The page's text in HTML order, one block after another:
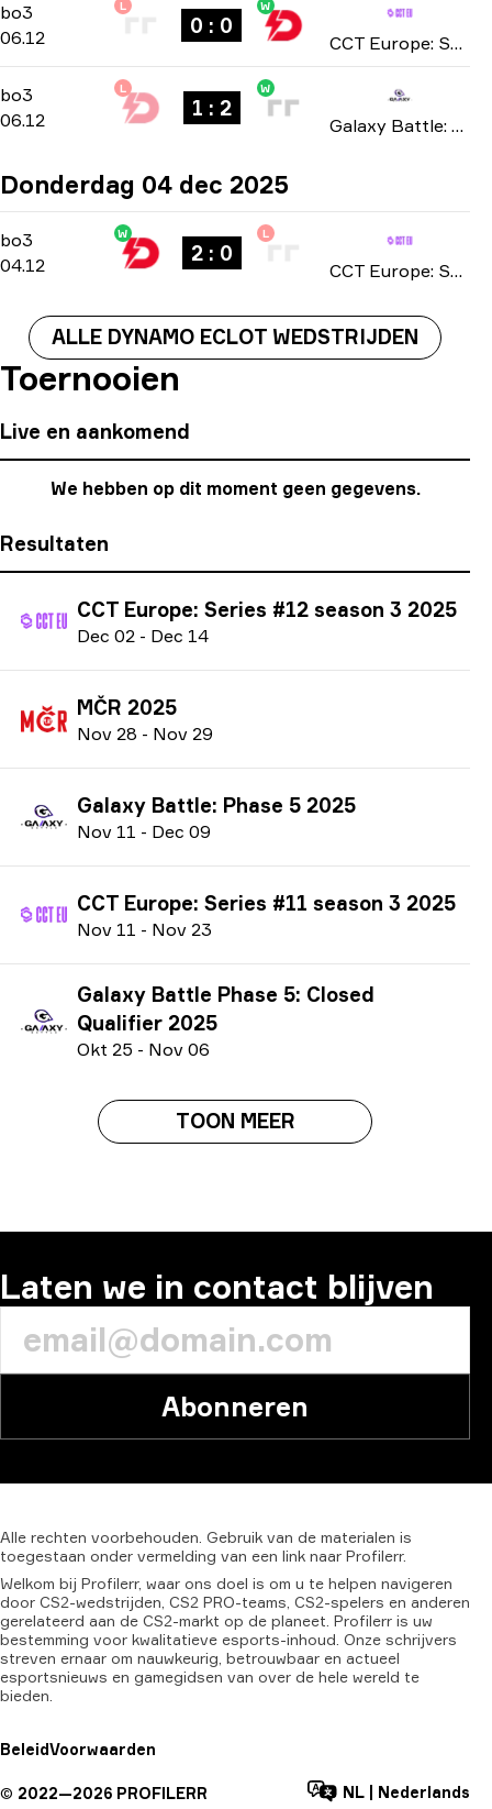
bo3 Group Stage
bo3
06.12
L
0 : 0
W
CCT Europe: Series #12 season 3 2025
bo3 -bo3
06.12
L
1 : 2
W
Galaxy Battle: Phase 5 2025
Donderdag 04 dec 2025
bo3 Group Stage-bo3
04.12
W
2 : 0
L
CCT Europe: Series #12 season 3 2025
ALLE DYNAMO ECLOT WEDSTRIJDEN
Toernooien
Live en aankomend
We hebben op dit moment geen gegevens.
Resultaten
CCT Europe: Series #12 season 3 2025
Dec 02 - Dec 14
MČR 2025
Nov 28 - Nov 29
Galaxy Battle: Phase 5 2025
Nov 11 - Dec 09
CCT Europe: Series #11 season 3 2025
Nov 11 - Nov 23
Galaxy Battle Phase 5: Closed
Qualifier 2025
Okt 25 - Nov 06
TOON MEER
Laten we in contact blijven
Abonneren
Alle rechten voorbehouden. Gebruik van de materialen is
toegestaan onder vermelding van een link naar Profilerr.
Welkom bij Profilerr, waar ons doel is om u te helpen navigeren
door CS2-wedstrijden, CS2 PRO-teams, CS2-spelers en anderen
gerelateerd aan de CS2-markt op de planeet. Profilerr is uw
bestemming voor kwalitatieve esports-inhoud. Onze schrijvers
streven ernaar om nauwkeurig, betrouwbaar en actueel
esportsnieuws en gamegidsen van over de hele wereld te
bieden.
BeleidVoorwaarden
© 2022—2026 PROFILERR NL Nederlands